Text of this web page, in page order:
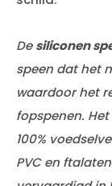
Desiliconen
speen dat het
waardoor het
fopspenen.
100%
PVC en